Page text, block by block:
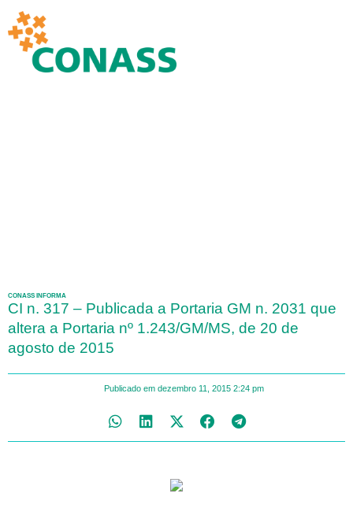
CONASS INFORMA
CI n. 317 – Publicada a Portaria GM n. 2031 que
altera a Portaria nº 1.243/GM/MS, de 20 de
agosto de 2015
Publicado em dezembro 11, 2015 2:24 pm